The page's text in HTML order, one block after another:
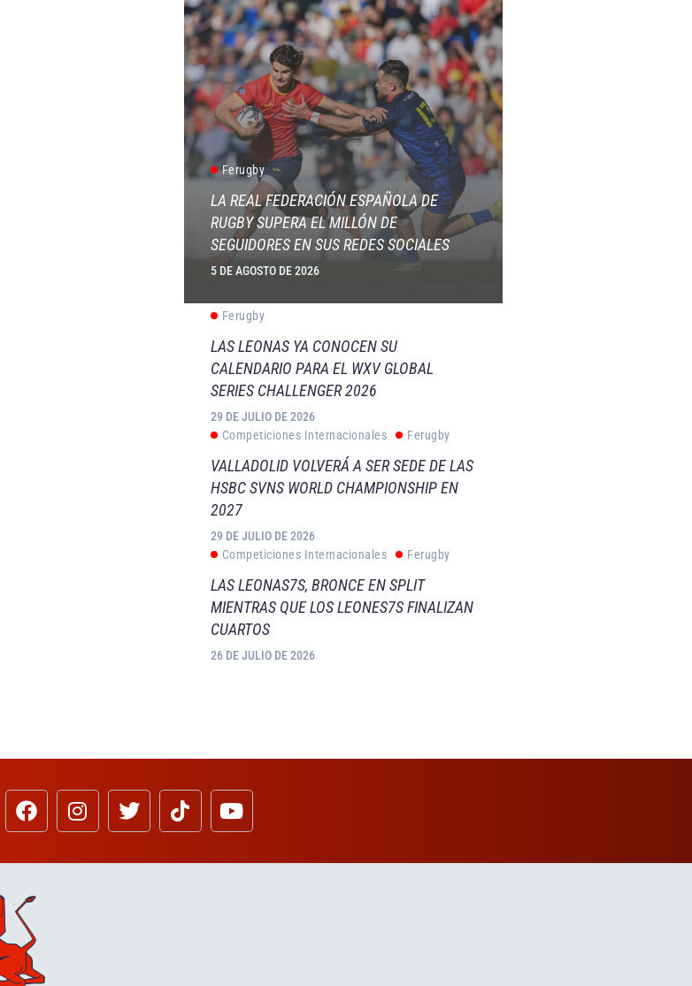
Ferugby
LA REAL FEDERACIÓN ESPAÑOLA DE
RUGBY SUPERA EL MILLÓN DE
SEGUIDORES EN SUS REDES SOCIALES
5 DE AGOSTO DE 2026
Ferugby
LAS LEONAS YA CONOCEN SU
CALENDARIO PARA EL WXV GLOBAL
SERIES CHALLENGER 2026
29 DE JULIO DE 2026
Competiciones Internacionales
Ferugby
VALLADOLID VOLVERÁ A SER SEDE DE LAS
HSBC SVNS WORLD CHAMPIONSHIP EN
2027
29 DE JULIO DE 2026
Competiciones Internacionales
Ferugby
LAS LEONAS7S, BRONCE EN SPLIT
MIENTRAS QUE LOS LEONES7S FINALIZAN
CUARTOS
26 DE JULIO DE 2026